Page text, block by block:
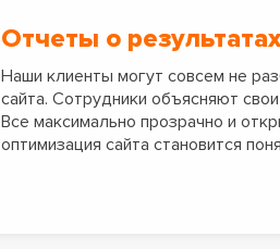
Отчеты о результатах
Наши клиенты могут совсем не
сайта. Сотрудники объясняют
Все максимально прозрачно и
оптимизация сайта становится